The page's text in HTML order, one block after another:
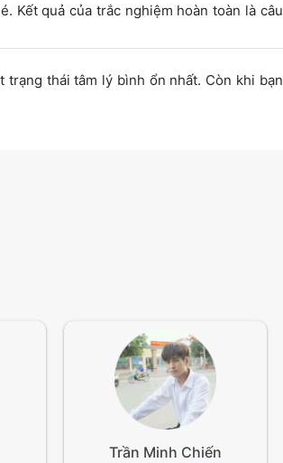
Kết quả của trắc nghiệm hoàn toàn là câu
thái tâm lý bình ổn nhất. Còn khi bạn
Trần Minh Chiến